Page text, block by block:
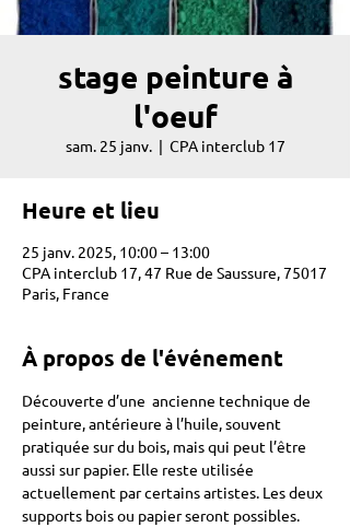
stage peinture à
l'oeuf
sam. 25 janv.
  |
CPA interclub 17
Heure et lieu
25 janv. 2025, 10:00 – 13:00
CPA interclub 17, 47 Rue de Saussure, 75017
Paris, France
À propos de l'événement
Découverte d’une  ancienne technique de
peinture, antérieure à l’huile, souvent
pratiquée sur du bois, mais qui peut l’être
aussi sur papier. Elle reste utilisée
actuellement par certains artistes. Les deux
supports bois ou papier seront possibles.